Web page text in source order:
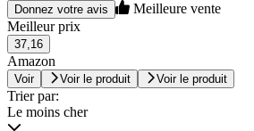
Donnez votre avis
Meilleure vente
Meilleur prix
37,16
Amazon
Voir Voir le produit Voir le produit
Trier par:
Le moins cher